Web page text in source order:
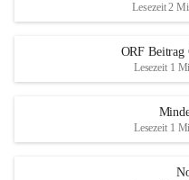
Lesezeit 2
ORF Beitrag
Lesezeit 1
Lesezeit 1